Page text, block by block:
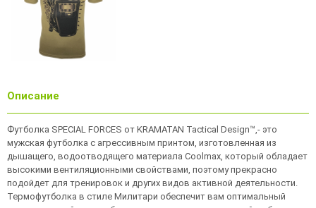
Описание
Футболка SPECIAL FORCES от KRAMATAN Tactical Design™,- это
мужская футболка с агрессивным принтом, изготовленная из
дышащего, водоотводящего материала Coolmax, который обладает
высокими вентиляционными свойствами, поэтому прекрасно
подойдет для тренировок и других видов активной деятельности.
Термофутболка в стиле Милитари обеспечит вам оптимальный